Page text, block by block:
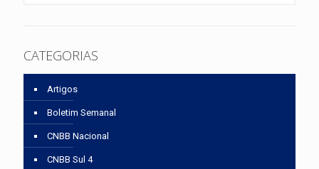
CATEGORIAS
Artigos
Boletim Semanal
CNBB Nacional
CNBB Sul 4